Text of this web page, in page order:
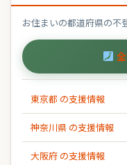
お住まいの都道府県の不
東京都 の支援情報
神奈川県 の支援情報
大阪府 の支援情報